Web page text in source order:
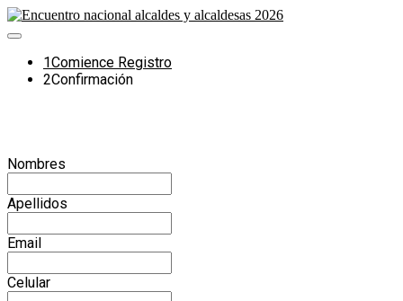
1Comience Registro
2Confirmación
Nombres
Apellidos
Email
Celular